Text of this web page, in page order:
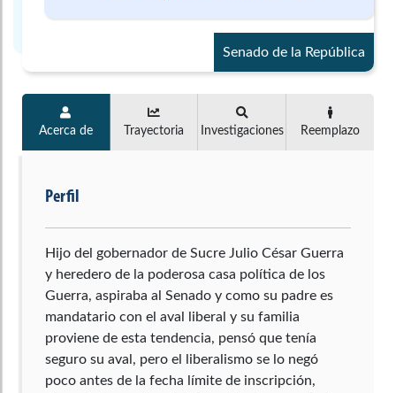
Senado de la República
Acerca de Trayectoria Investigaciones Reemplazo
Perfil
Hijo del gobernador de Sucre Julio César Guerra
y heredero de la poderosa casa política de los
Guerra, aspiraba al Senado y como su padre es
mandatario con el aval liberal y su familia
proviene de esta tendencia, pensó que tenía
seguro su aval, pero el liberalismo se lo negó
poco antes de la fecha límite de inscripción,